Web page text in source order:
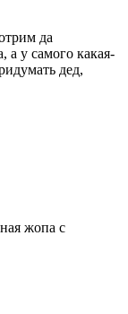
да
а у самого какая-
дед,
жопа с